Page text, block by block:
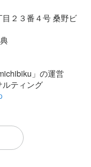
目２３番４号 桑野ビ
」の運営
ルティング